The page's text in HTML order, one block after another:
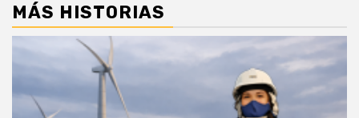
MÁS HISTORIAS